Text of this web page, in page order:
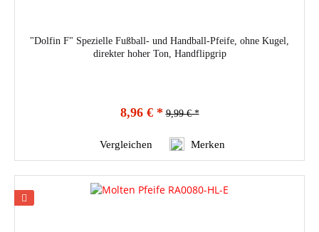
"Dolfin F" Spezielle Fußball- und Handball-Pfeife, ohne Kugel,
direkter hoher Ton, Handflipgrip
8,96 € * 9,99 € *
Vergleichen Merken